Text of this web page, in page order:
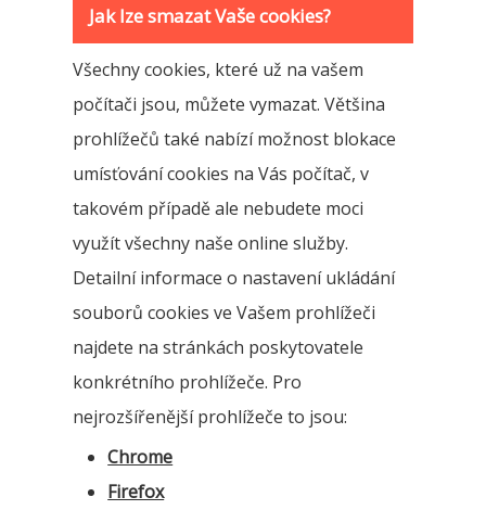
Jak lze smazat Vaše cookies?
Všechny cookies, které už na vašem
počítači jsou, můžete vymazat. Většina
prohlížečů také nabízí možnost blokace
umísťování cookies na Vás počítač, v
takovém případě ale nebudete moci
využít všechny naše online služby.
Detailní informace o nastavení ukládání
souborů cookies ve Vašem prohlížeči
najdete na stránkách poskytovatele
konkrétního prohlížeče. Pro
nejrozšířenější prohlížeče to jsou:
Chrome
Firefox